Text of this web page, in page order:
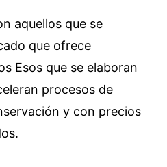
aquellos que se
que ofrece
Esos que se elaboran
procesos de
y con precios